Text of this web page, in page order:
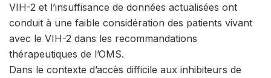
VIH-2 et l’insuffisance de données actualisées ont
conduit à une faible considération des patients vivant
avec le VIH-2 dans les recommandations
thérapeutiques de l’OMS.
Dans le contexte d’accès difficile aux inhibiteurs de